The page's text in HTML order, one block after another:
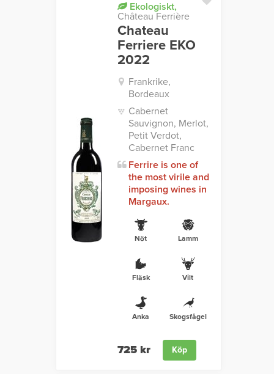
Ekologiskt,
Château Ferrière
Chateau
Ferriere EKO
2022
Frankrike,
Bordeaux
Cabernet
Sauvignon, Merlot,
Petit Verdot,
Cabernet Franc
Ferrire is one of
the most virile and
imposing wines in
Margaux.
Nöt Lamm
Fläsk Vilt
Anka Skogsfågel
725 kr Köp